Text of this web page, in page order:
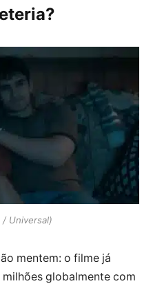
/ Universal)
mentem: o filme já
globalmente com